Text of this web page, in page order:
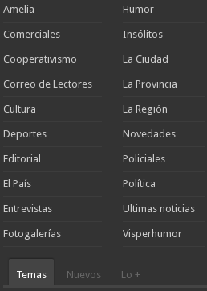
Amelia
Comerciales
Cooperativismo
Correo de Lectores
Cultura
Deportes
Editorial
El País
Entrevistas
Fotogalerías
Humor
Insólitos
La Ciudad
La Provincia
La Región
Novedades
Policiales
Política
Ultimas noticias
Visperhumor
Temas Nuevos Lo +